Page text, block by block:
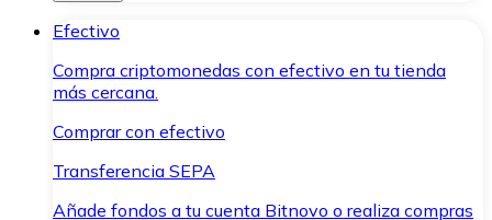
Efectivo
Compra criptomonedas con efectivo en tu tienda
más cercana.
Comprar con efectivo
Transferencia SEPA
Añade fondos a tu cuenta Bitnovo o realiza compras